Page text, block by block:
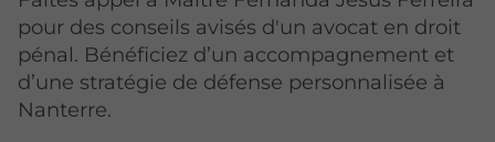
pour des conseils avisés d'un avocat en droit
pénal. Bénéficiez d’un accompagnement et
d’une stratégie de défense personnalisée à
Nanterre.